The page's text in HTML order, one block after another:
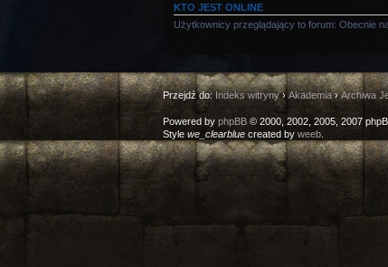
KTO JEST ONLINE
Użytkownicy przeglądający to forum: Obecnie
Przejdź do:Indeks witryny› Akademia›Archiwa
Powered by phpBB© 2000, 2002, 2005, 2007
Style we_clearbluecreated by weeb.